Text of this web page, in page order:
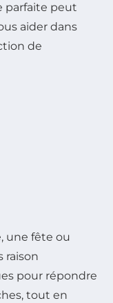
parfaite peut
aider dans
de
une fête ou
raison
pour répondre
tout en